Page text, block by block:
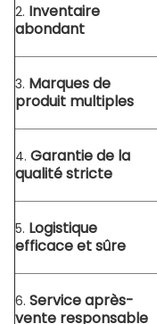
2. Inventaire
abondant
3. Marques de
produit multiples
4. Garantie de la
qualité stricte
5. Logistique
efficace et sûre
6. Service après-
vente responsable